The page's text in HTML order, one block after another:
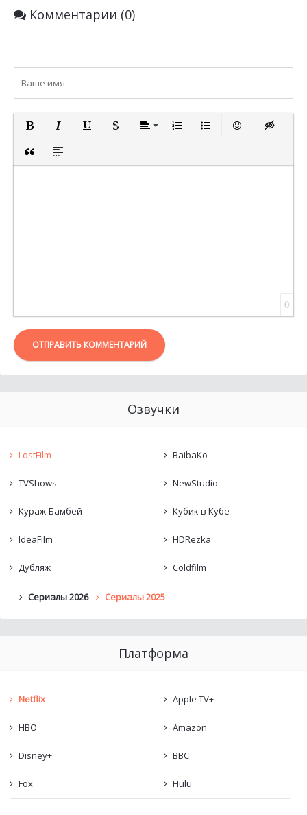
Комментарии (0)
ПОЛУЖИРНЫЙ
КУРСИВ
ВСТАВКА ЦИТАТЫ
ВСТАВКА СПОЙЛЕРА
0
ОТПРАВИТЬ КОММЕНТАРИЙ
Озвучки
LostFilm BaibaKo
TVShows NewStudio
Кураж-Бамбей Кубик в Кубе
IdeaFilm HDRezka
Дубляж Coldfilm
Сериалы 2026 Сериалы 2025
Платформа
Netflix Apple TV+
HBO Amazon
Disney+ BBC
Fox Hulu